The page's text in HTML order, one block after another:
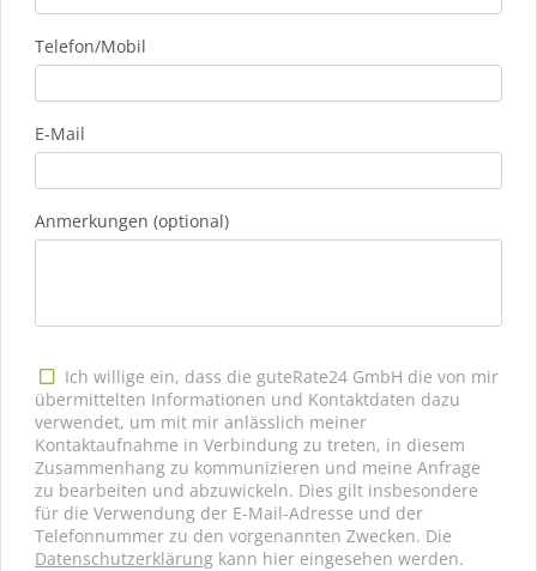
Telefon/Mobil
E-Mail
Anmerkungen (optional)
Ich willige ein, dass die guteRate24 GmbH die von mir
übermittelten Informationen und Kontaktdaten dazu
verwendet, um mit mir anlässlich meiner
Kontaktaufnahme in Verbindung zu treten, in diesem
Zusammenhang zu kommunizieren und meine Anfrage
zu bearbeiten und abzuwickeln. Dies gilt insbesondere
für die Verwendung der E-Mail-Adresse und der
Telefonnummer zu den vorgenannten Zwecken. Die
Datenschutzerklärung kann hier eingesehen werden.